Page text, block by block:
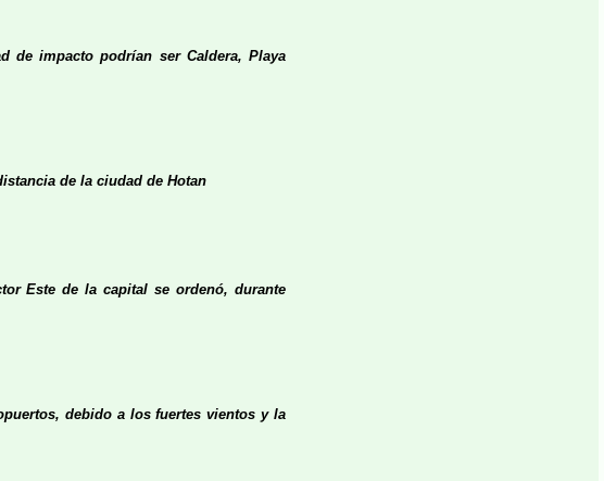
de impacto podrían ser Caldera, Playa
de la ciudad de Hotan
Este de la capital se ordenó, durante
debido a los fuertes vientos y la